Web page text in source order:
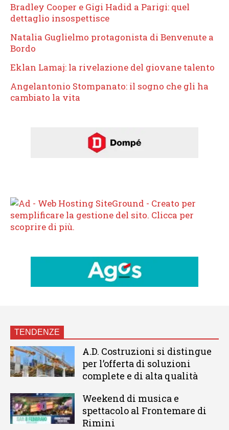
Bradley Cooper e Gigi Hadid a Parigi: quel
dettaglio insospettisce
Natalia Guglielmo protagonista di Benvenute a
Bordo
Eklan Lamaj: la rivelazione del giovane talento
Angelantonio Stompanato: il sogno che gli ha
cambiato la vita
TENDENZE
A.D. Costruzioni si distingue
per l’offerta di soluzioni
complete e di alta qualità
Weekend di musica e
spettacolo al Frontemare di
Rimini